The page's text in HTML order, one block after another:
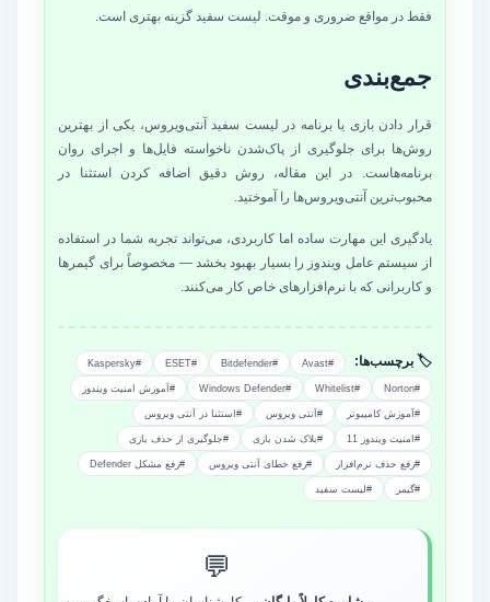
فقط در مواقع ضروری و موقت. لیست سفید گزینه بهتری است.
جمع‌بندی
قرار دادن بازی یا برنامه در لیست سفید آنتی‌ویروس، یکی از بهترین
روش‌ها برای جلوگیری از پاک‌شدن ناخواسته فایل‌ها و اجرای روان
برنامه‌هاست. در این مقاله، روش دقیق اضافه کردن استثنا در
محبوب‌ترین آنتی‌ویروس‌ها را آموختید.
یادگیری این مهارت ساده اما کاربردی، می‌تواند تجربه شما در استفاده
از سیستم عامل ویندوز را بسیار بهبود بخشد — مخصوصاً برای گیمرها
و کاربرانی که با نرم‌افزارهای خاص کار می‌کنند.
🏷️ برچسب‌ها:
#آموزش امنیت ویندوز
#آموزش کامپیوتر #آنتی ویروس #استثنا در آنتی ویروس
#امنیت ویندوز 11 #بلاک شدن بازی #جلوگیری از حذف بازی
#رفع حذف نرم‌افزار #رفع خطای آنتی ویروس #رفع مشکل Defender
#گیمر #لیست سفید
💬